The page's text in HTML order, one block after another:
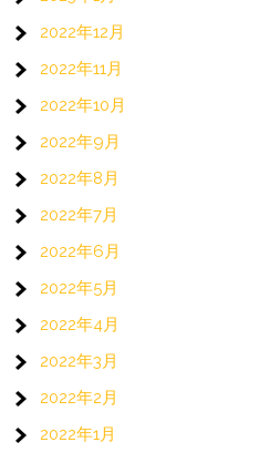
2022年12月
2022年11月
2022年10月
2022年9月
2022年8月
2022年7月
2022年6月
2022年5月
2022年4月
2022年3月
2022年2月
2022年1月